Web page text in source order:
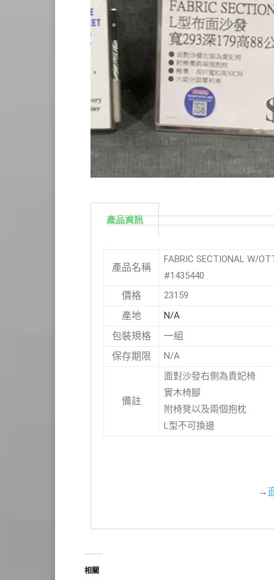
產品資訊
產品名稱
FABRIC SECTIONAL W/
#1435440
價格 23159
產地 N/A
包裝規格 一組
保存期限 N/A
備註
面對沙發右側為貴妃椅
實木椅腳
附椅凳以及兩個抱枕
L型不可換邊
→
相關